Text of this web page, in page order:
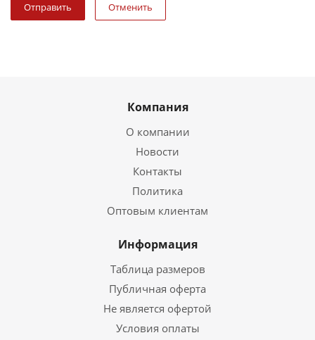
Отменить
Компания
О компании
Новости
Контакты
Политика
Оптовым клиентам
Информация
Таблица размеров
Публичная оферта
Не является офертой
Условия оплаты